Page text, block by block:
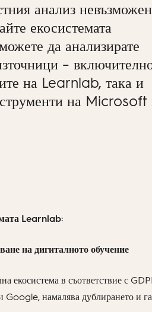
анализ
екосистемата
да анализирате
–
на Learnlab, така и
на Microsoft
Learnlab:
на дигиталното обучение
екосистема в съответствие с
намалява дублирането и